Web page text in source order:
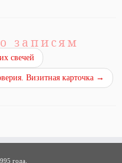
записям
свечей
Визитная карточка →
года.